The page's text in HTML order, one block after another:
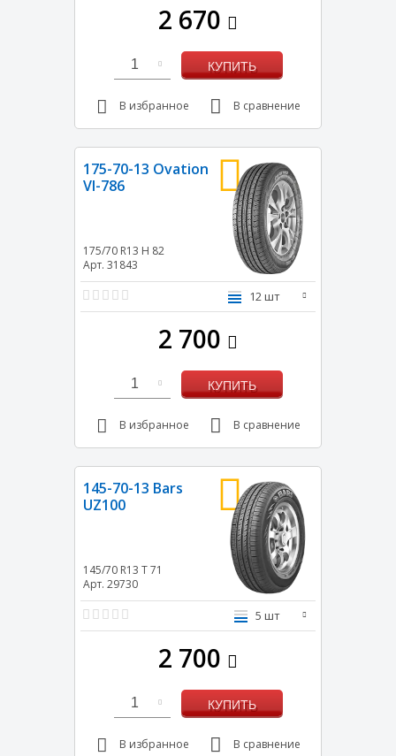
2 670
1 КУПИТЬ
В избранное В сравнение
175-70-13 Ovation
VI-786
175/70 R13 H 82
Арт. 31843
12 шт
2 700
1 КУПИТЬ
В избранное В сравнение
145-70-13 Bars
UZ100
145/70 R13 T71
Арт. 29730
5 шт
2 700
1 КУПИТЬ
В избранное В сравнение